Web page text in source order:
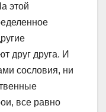
этой
друг друга. И
сословия, ни
все равно